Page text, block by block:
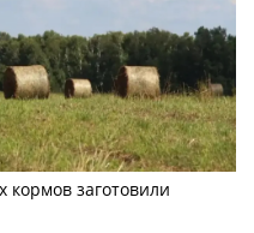
кормов заготовили